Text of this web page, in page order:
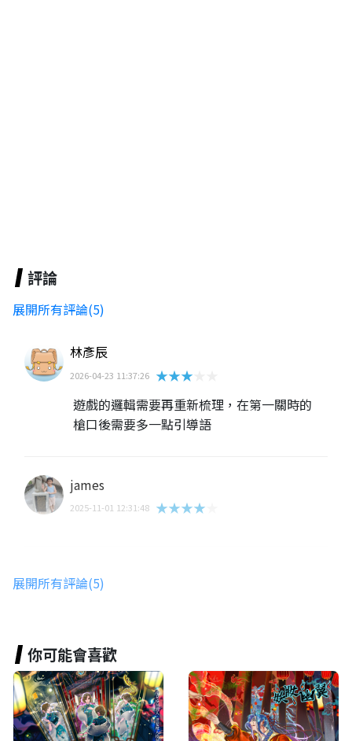
評論
展開所有評論(5)
林彥辰
2026-04-23 11:37:26 ★★★★★
遊戲的邏輯需要再重新梳理，在第一關時的
槍口後需要多一點引導語
james
2025-11-01 12:31:48 ★★★★★
鄭庭瑄
Tony Lin
2024-10-15 11:17:46 ★★★★★
展開所有評論(5)
你可能會喜歡